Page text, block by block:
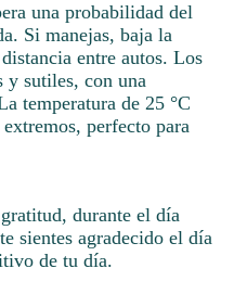
una probabilidad del
Si manejas, baja la
entre autos. Los
y sutiles, con una
temperatura de 25 °C
perfecto para
durante el día
sientes agradecido el día
de tu día.